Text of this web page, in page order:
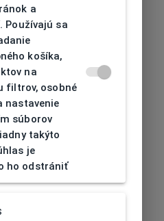
a
Používajú sa
košíka,
na
filtrov, osobné
nastavenie
súborov
takýto
je
ho odstrániť